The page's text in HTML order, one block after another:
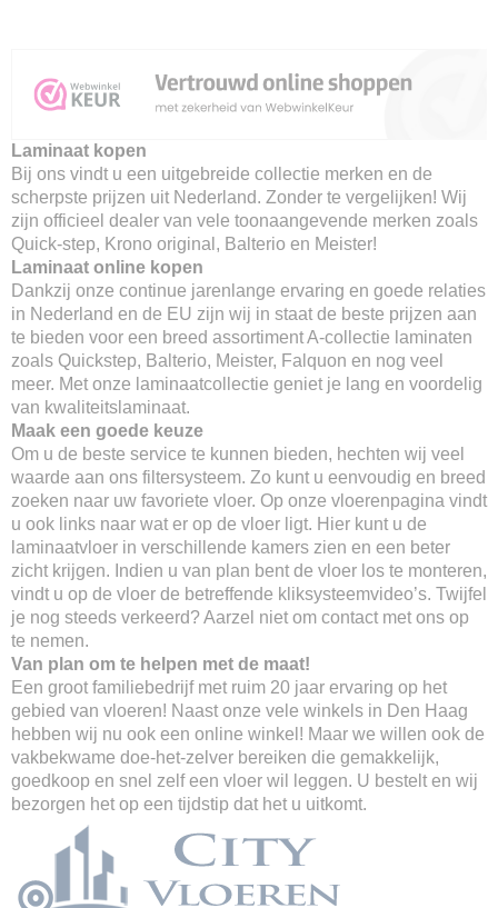
Laminaat kopen
Bij ons vindt u een uitgebreide collectie merken en de
scherpste prijzen uit Nederland. Zonder te vergelijken! Wij
zijn officieel dealer van vele toonaangevende merken zoals
Quick-step, Krono original, Balterio en Meister!
Laminaat online kopen
Dankzij onze continue jarenlange ervaring en goede relaties
in Nederland en de EU zijn wij in staat de beste prijzen aan
te bieden voor een breed assortiment A-collectie laminaten
zoals Quickstep, Balterio, Meister, Falquon en nog veel
meer. Met onze laminaatcollectie geniet je lang en voordelig
van kwaliteitslaminaat.
Maak een goede keuze
Om u de beste service te kunnen bieden, hechten wij veel
waarde aan ons filtersysteem. Zo kunt u eenvoudig en breed
zoeken naar uw favoriete vloer. Op onze vloerenpagina vindt
u ook links naar wat er op de vloer ligt. Hier kunt u de
laminaatvloer in verschillende kamers zien en een beter
zicht krijgen. Indien u van plan bent de vloer los te monteren,
vindt u op de vloer de betreffende kliksysteemvideo’s. Twijfel
je nog steeds verkeerd? Aarzel niet om contact met ons op
te nemen.
Van plan om te helpen met de maat!
Een groot familiebedrijf met ruim 20 jaar ervaring op het
gebied van vloeren! Naast onze vele winkels in Den Haag
hebben wij nu ook een online winkel! Maar we willen ook de
vakbekwame doe-het-zelver bereiken die gemakkelijk,
goedkoop en snel zelf een vloer wil leggen. U bestelt en wij
bezorgen het op een tijdstip dat het u uitkomt.